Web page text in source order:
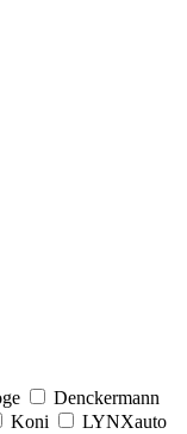
Denckermann
Koni
LYNXauto